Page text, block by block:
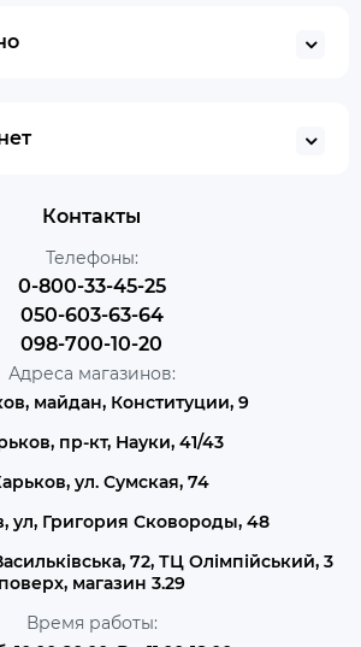
Контакты
Телефоны:
0-800-33-45-25
050-603-63-64
098-700-10-20
Адреса магазинов:
майдан, Конституции, 9
пр-кт, Науки, 41/43
ул. Сумская, 74
ул, Григория Сковороды, 48
72, ТЦ Олімпійський, 3
поверх, магазин 3.29
Время работы: